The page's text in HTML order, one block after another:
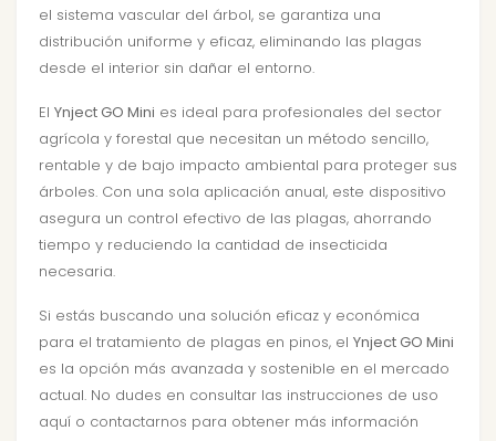
el sistema vascular del árbol, se garantiza una
distribución uniforme y eficaz, eliminando las plagas
desde el interior sin dañar el entorno.
El Ynject GO Mini es ideal para profesionales del sector
agrícola y forestal que necesitan un método sencillo,
rentable y de bajo impacto ambiental para proteger sus
árboles. Con una sola aplicación anual, este dispositivo
asegura un control efectivo de las plagas, ahorrando
tiempo y reduciendo la cantidad de insecticida
necesaria.
Si estás buscando una solución eficaz y económica
para el tratamiento de plagas en pinos, el Ynject GO Mini
es la opción más avanzada y sostenible en el mercado
actual. No dudes en consultar las instrucciones de uso
aquí o contactarnos para obtener más información